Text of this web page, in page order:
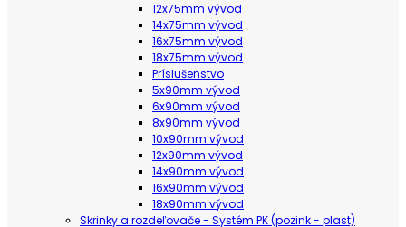
12x75mm vývod
14x75mm vývod
16x75mm vývod
18x75mm vývod
Príslušenstvo
5x90mm vývod
6x90mm vývod
8x90mm vývod
10x90mm vývod
12x90mm vývod
14x90mm vývod
16x90mm vývod
18x90mm vývod
Skrinky a rozdeľovače - Systém PK (pozink - plast)